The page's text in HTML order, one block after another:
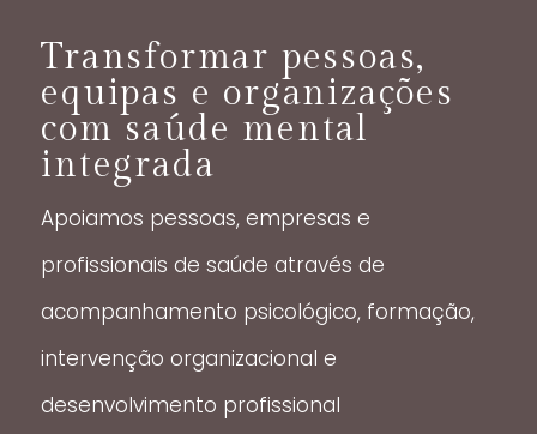
Transformar pessoas,
equipas e organizações
com saúde mental
integrada
Apoiamos pessoas, empresas e
profissionais de saúde através de
acompanhamento psicológico, formação,
intervenção organizacional e
desenvolvimento profissional